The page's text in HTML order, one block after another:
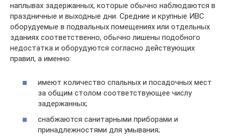
наплывах задержанных, которые обычно наблюдаются в
праздничные и выходные дни. Средние и крупные ИВС
оборудуемые в подвальных помещениях или отдельных
зданиях соответственно, обычно лишены подобного
недостатка и оборудуются согласно действующих
правил, а именно:
имеют количество спальных и посадочных мест
за общим столом соответствующее числу
задержанных;
снабжаются санитарными приборами и
принадлежностями для умывания;